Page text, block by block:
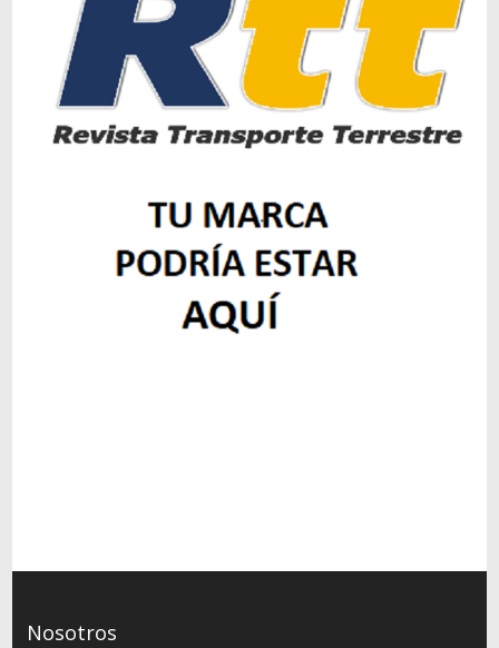
Nosotros